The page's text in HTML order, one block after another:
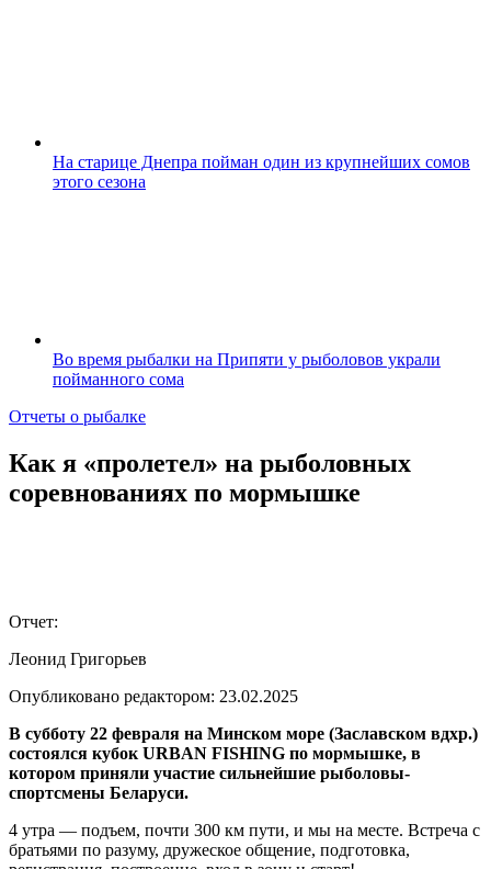
На старице Днепра пойман один из крупнейших сомов
этого сезона
Во время рыбалки на Припяти у рыболовов украли
пойманного сома
Отчеты о рыбалке
Как я «пролетел» на рыболовных
соревнованиях по мормышке
Отчет:
Леонид Григорьев
Опубликовано редактором: 23.02.2025
В субботу 22 февраля на Минском море (Заславском вдхр.)
состоялся кубок URBAN FISHING по мормышке, в
котором приняли участие сильнейшие рыболовы-
спортсмены Беларуси.
4 утра — подъем, почти 300 км пути, и мы на месте. Встреча с
братьями по разуму, дружеское общение, подготовка,